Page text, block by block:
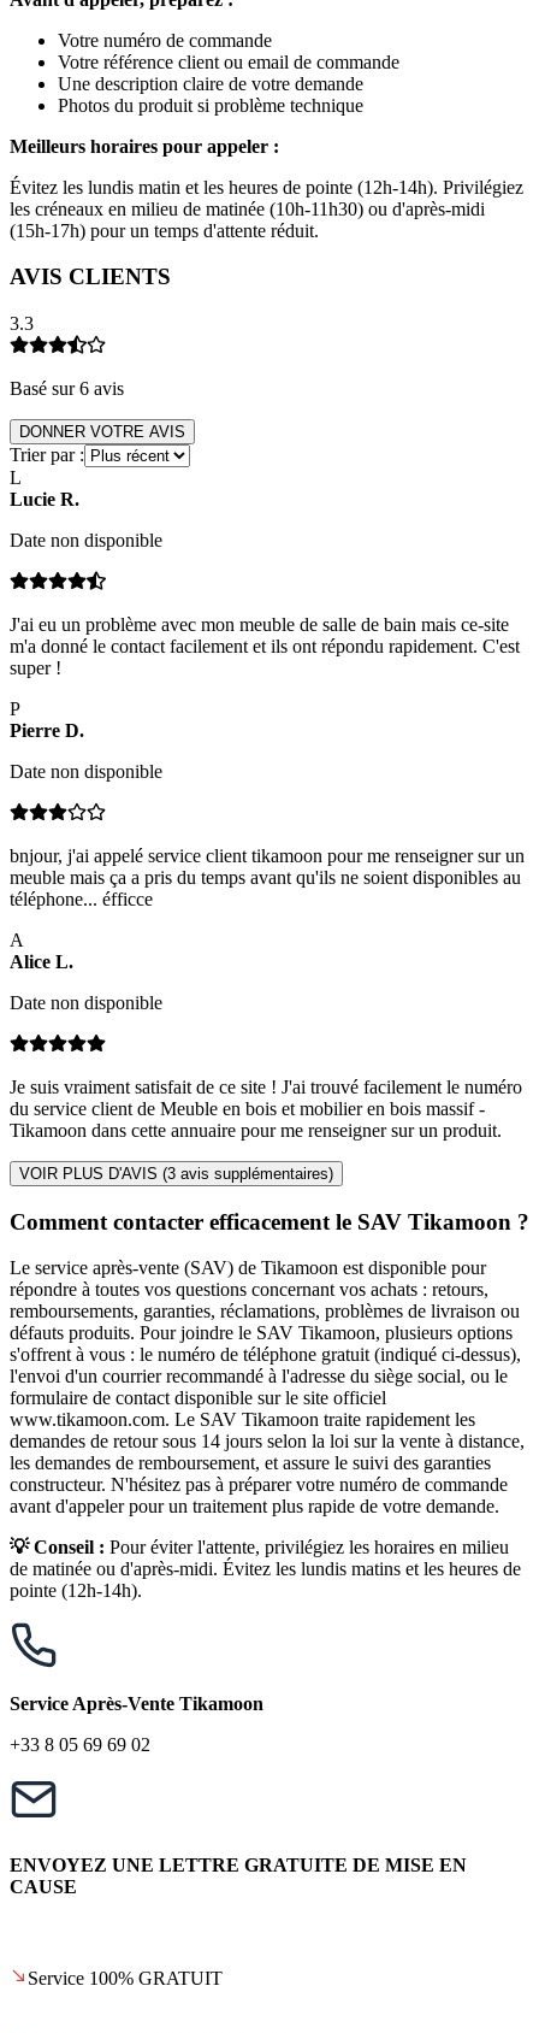
Votre numéro de commande
Votre référence client ou email de commande
Une description claire de votre demande
Photos du produit si problème technique
Meilleurs horaires pour appeler :
Évitez les lundis matin et les heures de pointe (12h-14h). Privilégiez
les créneaux en milieu de matinée (10h-11h30) ou d'après-midi
(15h-17h) pour un temps d'attente réduit.
AVIS CLIENTS
3.3
Basé sur6 avis
DONNER VOTRE AVIS
Trier par :
L
Lucie R.
Date non disponible
J'ai eu un problème avec mon meuble de salle de bain mais ce-site
m'a donné le contact facilement et ils ont répondu rapidement. C'est
super !
P
Pierre D.
Date non disponible
bnjour, j'ai appelé service client tikamoon pour me renseigner sur un
meuble mais ça a pris du temps avant qu'ils ne soient disponibles au
téléphone... éfficce
A
Alice L.
Date non disponible
Je suis vraiment satisfait de ce site ! J'ai trouvé facilement le numéro
du service client de Meuble en bois et mobilier en bois massif -
Tikamoon dans cette annuaire pour me renseigner sur un produit.
VOIR PLUS D'AVIS (3 avis supplémentaires)
Comment contacter efficacement le SAV Tikamoon ?
Le service après-vente (SAV) de Tikamoon est disponible pour
répondre à toutes vos questions concernant vos achats : retours,
remboursements, garanties, réclamations, problèmes de livraison ou
défauts produits. Pour joindre le SAV Tikamoon, plusieurs options
s'offrent à vous : le numéro de téléphone gratuit (indiqué ci-dessus),
l'envoi d'un courrier recommandé à l'adresse du siège social, ou le
formulaire de contact disponible sur le site officiel
www.tikamoon.com. Le SAV Tikamoon traite rapidement les
demandes de retour sous 14 jours selon la loi sur la vente à distance,
les demandes de remboursement, et assure le suivi des garanties
constructeur. N'hésitez pas à préparer votre numéro de commande
avant d'appeler pour un traitement plus rapide de votre demande.
💡 Conseil : Pour éviter l'attente, privilégiez les horaires en milieu
de matinée ou d'après-midi. Évitez les lundis matins et les heures de
pointe (12h-14h).
Service Après-Vente Tikamoon
+33 8 05 69 69 02
ENVOYEZ UNE LETTRE GRATUITE DE MISE EN
CAUSE
Service 100% GRATUIT